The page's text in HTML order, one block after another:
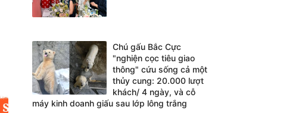
Chú gấu Bắc Cực
"nghiện cọc tiêu giao
thông" cứu sống cả một
thủy cung: 20.000 lượt
khách/ 4 ngày, và cỗ
máy kinh doanh giấu sau lớp lông trắng